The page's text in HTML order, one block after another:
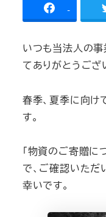
-
いつも当法人の
てありがとうござ
春季、夏季に向け
す。
「物資のご寄贈に
で、ご確認いただ
幸いです。